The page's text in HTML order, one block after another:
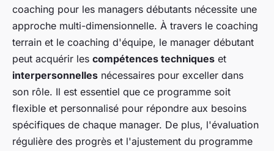
coaching pour les managers débutants nécessite une
approche multi-dimensionnelle. À travers le coaching
terrain et le coaching d'équipe, le manager débutant
peut acquérir les compétences techniques et
interpersonnelles nécessaires pour exceller dans
son rôle. Il est essentiel que ce programme soit
flexible et personnalisé pour répondre aux besoins
spécifiques de chaque manager. De plus, l'évaluation
régulière des progrès et l'ajustement du programme